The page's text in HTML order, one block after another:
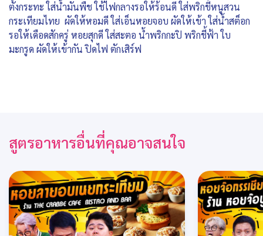
ตั้งกระทะ ใส่น้ำมันพืช ใช้ไฟกลางรอให้ร้อนดี ใส่พริกขี้หนูสวน
กระเทียมไทย ผัดให้หอมดี ใส่เอ็นหอยจอบ ผัดให้เข้า ใส่น้ำสต็อก
รอให้เดือดสักครู่ หอยสุกดี ใส่สะตอ น้ำพริกกะปิ พริกชี้ฟ้า ใบ
มะกรูด ผัดให้เข้ากัน ปิดไฟ ตักเสิร์ฟ
สูตรอาหารอื่นที่คุณอาจสนใจ